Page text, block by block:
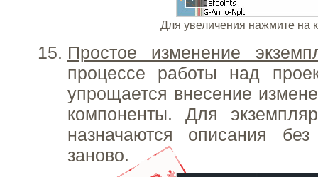
Для увеличения нажмите на
Простое изменение
процессе работы над
упрощается внесение
компоненты. Для
назначаются описания
заново.